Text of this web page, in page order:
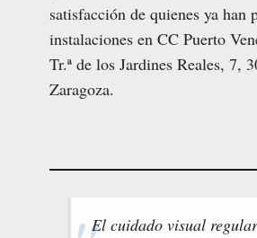
satisfacción de quienes ya han
instalaciones en CC Puerto
Tr.ª de los Jardines Reales, 7,
Zaragoza.
El cuidado visual